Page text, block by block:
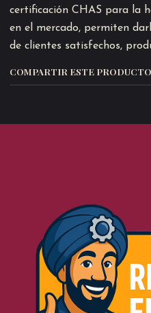
certificación CHAS para la
en el mercado, permiten
de clientes satisfechos,
COMPARTIR ESTE PRODUCTO